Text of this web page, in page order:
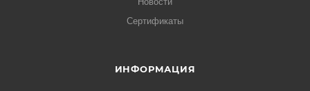
Сертификаты
ИНФОРМАЦИЯ